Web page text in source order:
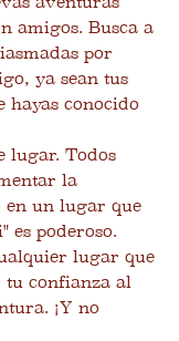
amigos. Busca a
por
ya sean tus
hayas conocido
lugar. Todos
la
en un lugar que
es poderoso.
lugar que
tu confianza al
¡Y no